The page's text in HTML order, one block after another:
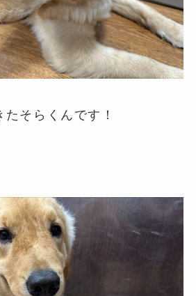
そらくんです！